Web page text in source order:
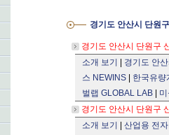
경기도 안산시 단원
경기도 안산시 단원구
소개 보기
경기도 안
스 NEWINS
한국유량
벌랩 GLOBAL LAB
경기도 안산시 단원구
소개 보기
산업용 전